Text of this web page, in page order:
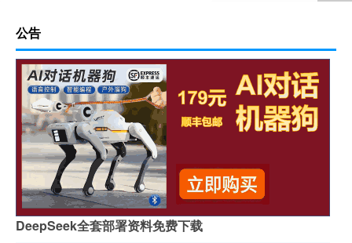
公告
DeepSeek全套部署资料免费下载